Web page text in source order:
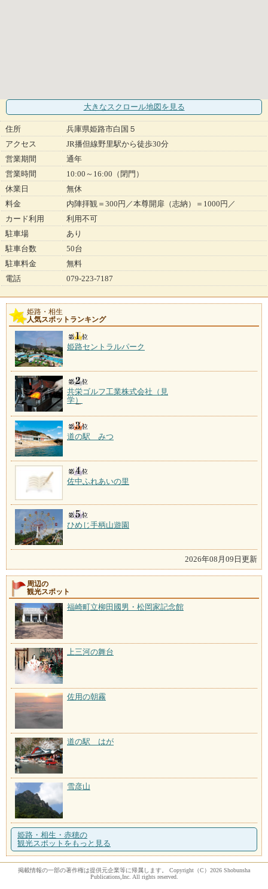
大きなスクロール地図 を見る
住所
兵庫県姫路市白国５
アクセス
JR播但線野里駅から徒歩30分
営業期間
通年
営業時間
10:00～16:00（閉門）
休業日
無休
料金
内陣拝観＝300円／本尊開扉（志納）＝1000円／
カード利用
利用不可
駐車場
あり
駐車台数
50台
駐車料金
無料
電話
079-223-7187
姫路・相生
人気スポットランキング
姫路セントラルパーク
共栄ゴルフ工業株式会社（見
学）
道の駅 みつ
佐中ふれあいの里
ひめじ手柄山遊園
2026年08月09日更新
周辺の
観光スポット
福崎町立柳田國男・松岡家記念館
上三河の舞台
佐用の朝霧
道の駅 はが
雪彦山
姫路・相生・赤穂の
観光スポットをもっと見る
掲載情報の一部の著作権は提供元企業等に帰属します。 Copyright（C）2026 Shobunsha
Publications,Inc. All rights reserved.